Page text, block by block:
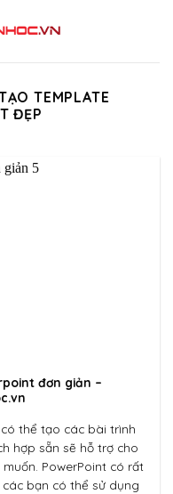
TEMPLATE
ĐẸP
đơn giản –
thể tạo các bài trình
hợp sẵn sẽ hỗ trợ cho
PowerPoint có rất
bạn có thể sử dụng